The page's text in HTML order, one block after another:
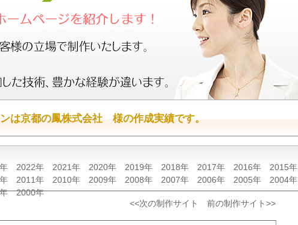
は京都の鳳株式会社 様の作成実績です。
2022年 2021年 2020年 2019年 2018年 2017年 2016年
2015年
2011年 2010年 2009年 2008年 2007年 2006年 2005年
2004年
2000年
<<次の制作サイト
前の制作サイト>>